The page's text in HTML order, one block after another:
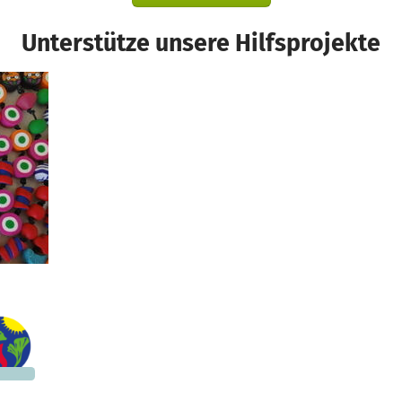
Unterstütze unsere Hilfsprojekte
€
noch